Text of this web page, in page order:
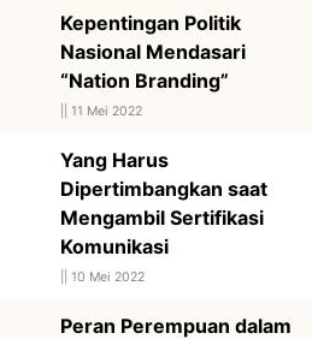
Kepentingan Politik
Nasional Mendasari
“Nation Branding”
11 Mei 2022
Yang Harus
Dipertimbangkan saat
Mengambil Sertifikasi
Komunikasi
10 Mei 2022
Peran Perempuan dalam